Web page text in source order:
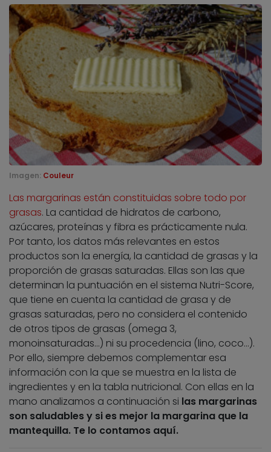
Imagen: Couleur
Las margarinas están constituidas sobre todo por
grasas. La cantidad de hidratos de carbono,
azúcares, proteínas y fibra es prácticamente nula.
Por tanto, los datos más relevantes en estos
productos son la energía, la cantidad de grasas y la
proporción de grasas saturadas. Ellas son las que
determinan la puntuación en el sistema Nutri-Score,
que tiene en cuenta la cantidad de grasa y de
grasas saturadas, pero no considera el contenido
de otros tipos de grasas (omega 3,
monoinsaturadas…) ni su procedencia (lino, coco…).
Por ello, siempre debemos complementar esa
información con la que se muestra en la lista de
ingredientes y en la tabla nutricional. Con ellas en la
mano analizamos a continuación si las margarinas
son saludables y si es mejor la margarina que la
mantequilla. Te lo contamos aquí.